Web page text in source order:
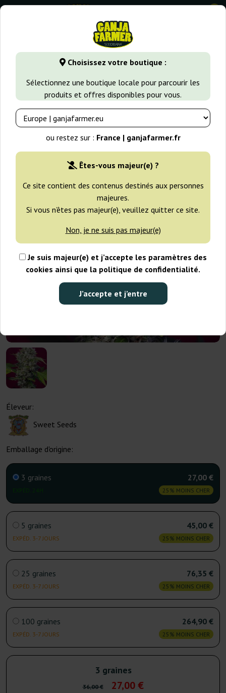
Choisissez votre boutique :
Sélectionnez une boutique locale pour parcourir les
produits et offres disponibles pour vous.
ou restez sur : France | ganjafarmer.fr
Êtes-vous majeur(e) ?
Ce site contient des contenus destinés aux personnes
majeures.
Si vous n’êtes pas majeur(e), veuillez quitter ce site.
Non, je ne suis pas majeur(e)
Je suis majeur(e) et j’accepte les paramètres des
cookies ainsi que la politique de confidentialité.
J’accepte et j’entre
0
GanjaFarmer.fr Variétés de Cannabis Kush San
Seeds
-25%
Éleveur:
Sweet Seeds
Emballage d'origine:
3 graines 27,00 €
25% MOINS CHER
5 graines
EXPÉD. 3-7 JOURS
45,00 €
25% MOINS CHER
25 graines
EXPÉD. 3-7 JOURS
76,35 €
25% MOINS CHER
100 graines
EXPÉD. 3-7 JOURS
264,90 €
25% MOINS CHER
3 graines
36,00 € 27,00 €